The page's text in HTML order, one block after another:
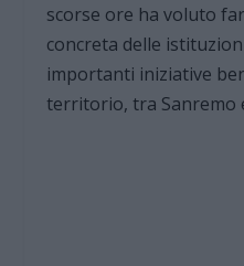
scorse ore ha voluto
concreta delle
importanti iniziative
territorio, tra Sanremo